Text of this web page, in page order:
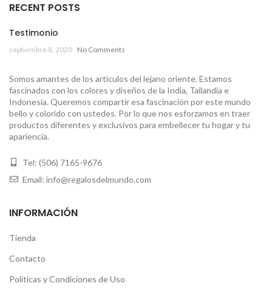
RECENT POSTS
Testimonio
septiembre 8, 2020 No Comments
Somos amantes de los artículos del lejano oriente. Estamos
fascinados con los colores y diseños de la India, Tailandia e
Indonesia. Queremos compartir esa fascinación por este mundo
bello y colorido con ustedes. Por lo que nos esforzamos en traer
productos diferentes y exclusivos para embellecer tu hogar y tu
apariencia.
Tel: (506) 7165-9676
Email: info@regalosdelmundo.com
INFORMACIÓN
Tienda
Contacto
Políticas y Condiciones de Uso